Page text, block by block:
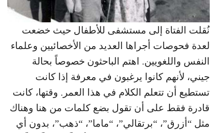
نُقلت الفتاة إلى مستشفى للأطفال حيث خضعت
لعدة فحوصات أجراها العديد من الأخصائيين وعلماء
النفس واللغويين. اهتم الباحثون خصوصاً بحالة
جيني، لأنهم كانوا يرغبون في معرفة إذا كانت
تستطيع أن تتعلم الكلام في هذا العمر. وقتها، كانت
قادرة فقط على أن تقول بضع كلمات من هنا وهناك
مثل “أزرق”، “برتقالي”، “ماما”، “ذهب”، بدون أي